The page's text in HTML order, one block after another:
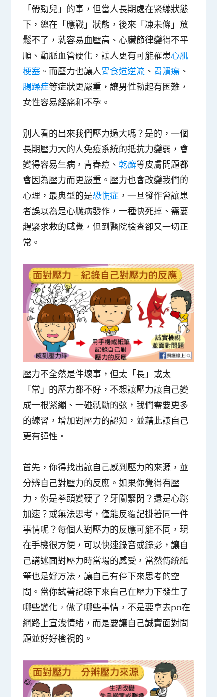
「帶勁兒」的事，但當人長期處在緊繃狀態
下，總在「應戰」狀態 ，後來「凍未條」放
鬆不了，就容易血壓高、心臟節律變得不平
順、動脈血管硬化，讓人更有可能罹患心肌
梗塞 。而壓力也讓人胃食道逆流 、 胃潰瘍 、
腸躁症等症狀更嚴重，讓男性勃起有困難，
女性容易經痛和不孕。
別人看的出來我們壓力過大嗎？是的，一個
長期壓力大的人免疫系統的抵抗力變弱，會
變得容易生病，青春痘、乾癬等皮膚問題都
會因為壓力而更嚴重。壓力也會改變我們的
心理，最典型的是恐慌症 ，一旦發作會讓患
者誤以為是心臟病發作，一種快死掉、需要
趕緊求救的感覺，但到醫院檢查卻又一切正
常。
壓力不全然是件壞事，但太「長」或太
「常」的壓力都不好，不想讓壓力讓自己變
成一根緊繃、一碰就斷的弦， 我們需要更多
的練習，增加對壓力的認知，並藉此讓自己
更有彈性 。
首先，你得找出讓自己感到壓力的來源 ，並
分辨自己對壓力的反應。如果你覺得有壓
力，你是拳頭變硬了？牙關緊閉？還是心跳
加速？或無法思考，僅能反覆記掛著同一件
事情呢？每個人對壓力的反應可能不同，現
在手機很方便，可以快速錄音或錄影，讓自
己講述面對壓力時當場的感受，當然傳統紙
筆也是好方法，讓自己有停下來思考的空
間。當你試著記錄下來自己在壓力下發生了
哪些變化，做了哪些事情，不是要拿去po在
網路上宣洩情緒，而是要讓自己誠實面對問
題並好好檢視的。